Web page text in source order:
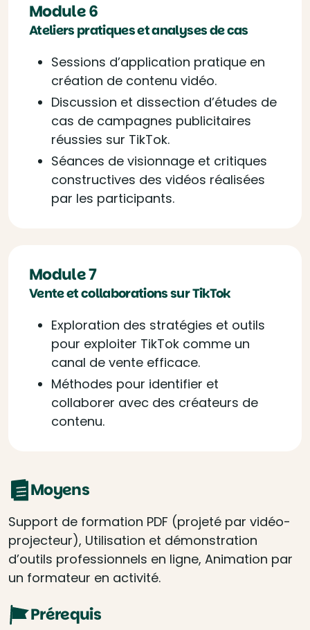
Module 6
Ateliers pratiques et analyses de cas
Sessions d’application pratique en
création de contenu vidéo.
Discussion et dissection d’études de
cas de campagnes publicitaires
réussies sur TikTok.
Séances de visionnage et critiques
constructives des vidéos réalisées
par les participants.
Module 7
Vente et collaborations sur TikTok
Exploration des stratégies et outils
pour exploiter TikTok comme un
canal de vente efficace.
Méthodes pour identifier et
collaborer avec des créateurs de
contenu.
Moyens
Support de formation PDF (projeté par vidéo-
projecteur), Utilisation et démonstration
d’outils professionnels en ligne, Animation par
un formateur en activité.
Prérequis